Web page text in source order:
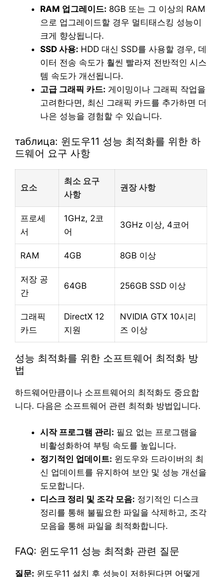
RAM 업그레이드: 8GB 또는 그 이상의 RAM
으로 업그레이드할 경우 멀티태스킹 성능이
크게 향상됩니다.
SSD 사용: HDD 대신 SSD를 사용할 경우, 데
이터 전송 속도가 훨씬 빨라져 전반적인 시스
템 속도가 개선됩니다.
고급 그래픽 카드: 게이밍이나 그래픽 작업을
고려한다면, 최신 그래픽 카드를 추가하면 더
나은 성능을 경험할 수 있습니다.
таблица: 윈도우11 성능 최적화를 위한 하
드웨어 요구 사항
요소
최소 요구
사항
권장 사항
프로세
서
1GHz, 2코
어
3GHz 이상, 4코어
RAM 4GB 8GB 이상
저장 공
간
64GB 256GB SSD 이상
그래픽
카드
DirectX 12
지원
NVIDIA GTX 10시리
즈 이상
성능 최적화를 위한 소프트웨어 최적화 방
법
하드웨어만큼이나 소프트웨어의 최적화도 중요합
니다. 다음은 소프트웨어 관련 최적화 방법입니다.
시작 프로그램 관리: 필요 없는 프로그램을
비활성화하여 부팅 속도를 높입니다.
정기적인 업데이트: 윈도우와 드라이버의 최
신 업데이트를 유지하여 보안 및 성능 개선을
도모합니다.
디스크 정리 및 조각 모음: 정기적인 디스크
정리를 통해 불필요한 파일을 삭제하고, 조각
모음을 통해 파일을 최적화합니다.
FAQ: 윈도우11 성능 최적화 관련 질문
질문: 윈도우11 설치 후 성능이 저하된다면 어떻게